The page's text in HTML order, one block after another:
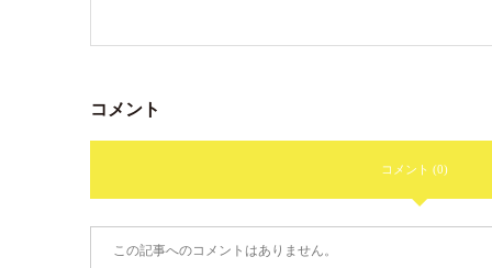
コメント
コメント (0)
この記事へのコメントはありません。